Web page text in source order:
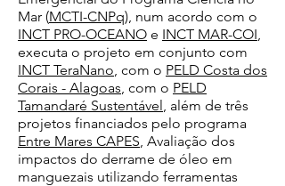
Mar (MCTI-CNPq), num acordo com o
INCT PRO-OCEANO e INCT MAR-COI,
executa o projeto em conjunto com
INCT TeraNano, com o PELD Costa dos
Corais - Alagoas, com o PELD
Tamandaré Sustentável, além de três
projetos financiados pelo programa
Entre Mares CAPES, Avaliação dos
impactos do derrame de óleo em
manguezais utilizando ferramentas